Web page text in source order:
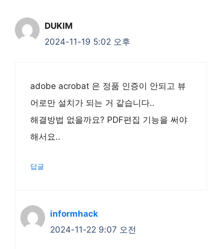
DUKIM
2024-11-19 5:02 오후
adobe acrobat 은 정품 인증이 안되고 뷰
어로만 설치가 되는 거 같습니다..
해결방법 없을까요? PDF편집 기능을 써야
해서요..
답글
informhack
2024-11-22 9:07 오전